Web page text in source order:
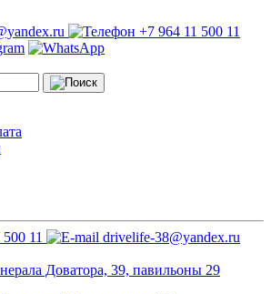
+7 964 11 500 11
11 drivelife-38@yandex.ru
Доватора, 39, павильоны 29